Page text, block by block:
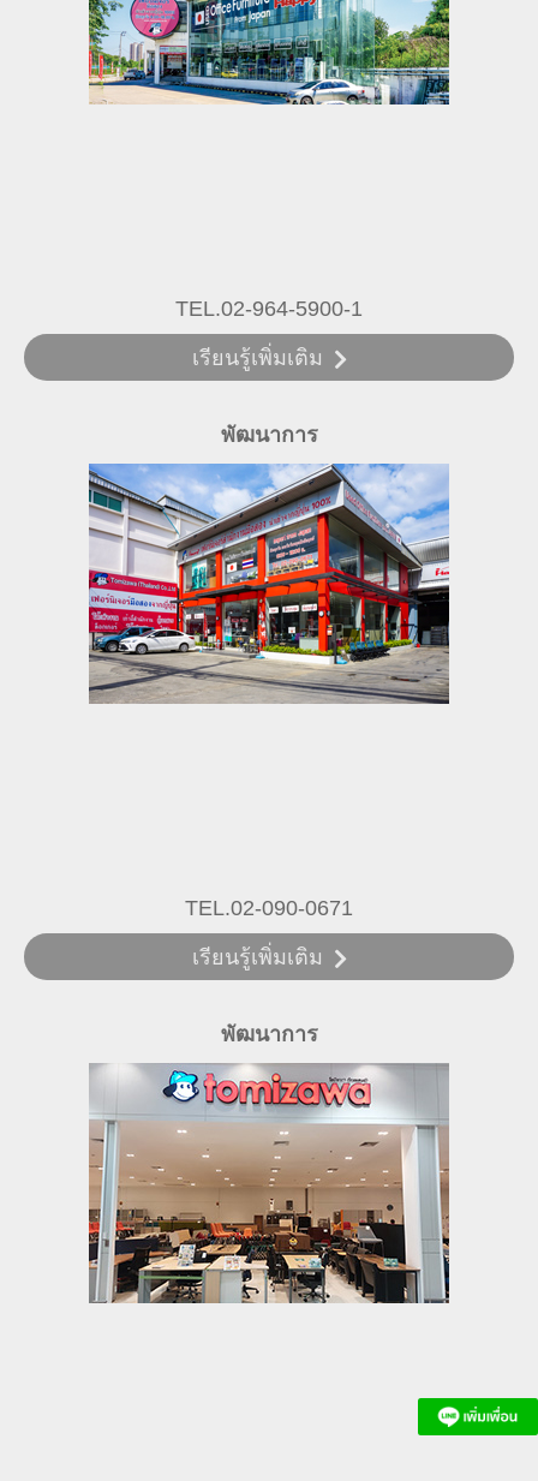
TEL.02-964-5900-1
เรียนรู้เพิ่มเติม
พัฒนาการ
TEL.02-090-0671
เรียนรู้เพิ่มเติม
พัฒนาการ